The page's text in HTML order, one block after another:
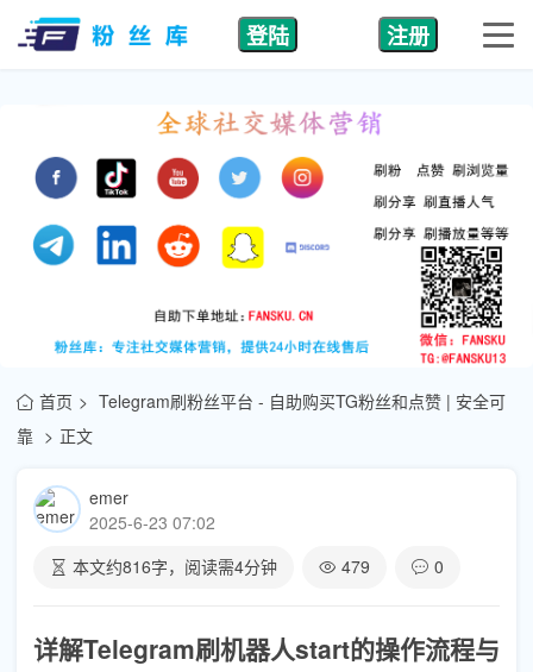
登陆 注册
首页
Telegram刷粉丝平台 - 自助购买TG粉丝和点赞 | 安全可
靠
正文
emer
2025-6-23 07:02
本文约816字，阅读需4分钟 479 0
详解Telegram刷机器人start的操作流程与